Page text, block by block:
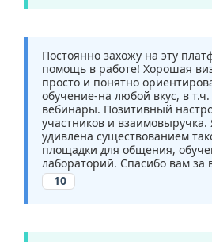
Постоянно захожу на эту
помощь в работе! Хорошая
просто и понятно
обучение-на любой вкус, в
вебинары. Позитивный
участников и
удивлена существованием
площадки для общения,
лабораторий. Спасибо вам за
10